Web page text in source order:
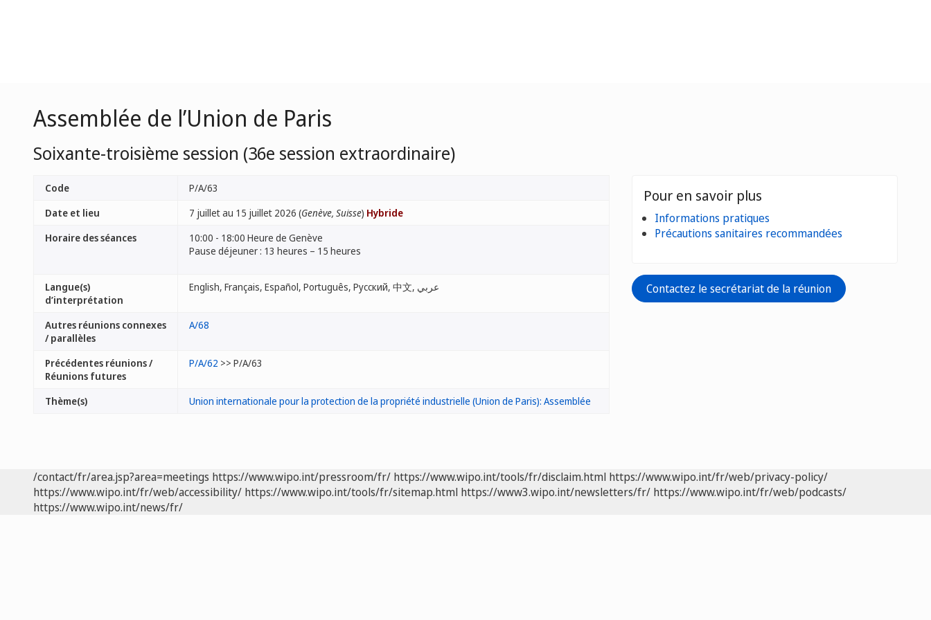
Assemblée de l’Union de Paris
Soixante-troisième session (36e session extraordinaire)
Code
P/A/63
Date et lieu
7 juillet au 15 juillet 2026 (Genève, Suisse) Hybride
Horaire des séances
10:00 - 18:00 Heure de Genève
Pause déjeuner : 13 heures – 15 heures
Langue(s)
d’interprétation
English, Français, Español, Português, Русский, 中文, عربي
Autres réunions connexes
/ parallèles
A/68
Précédentes réunions /
Réunions futures
P/A/62 >> P/A/63
Thème(s) Union internationale pour la protection de la propriété industrielle (Union de Paris): Assemblée
Pour en savoir plus
Informations pratiques
Précautions sanitaires recommandées
Contactez le secrétariat de la réunion
/contact/fr/area.jsp?area=meetings https://www.wipo.int/pressroom/fr/ https://www.wipo.int/tools/fr/disclaim.html https://www.wipo.int/fr/web/privacy-policy/
https://www.wipo.int/fr/web/accessibility/ https://www.wipo.int/tools/fr/sitemap.html https://www3.wipo.int/newsletters/fr/ https://www.wipo.int/fr/web/podcasts/
https://www.wipo.int/news/fr/